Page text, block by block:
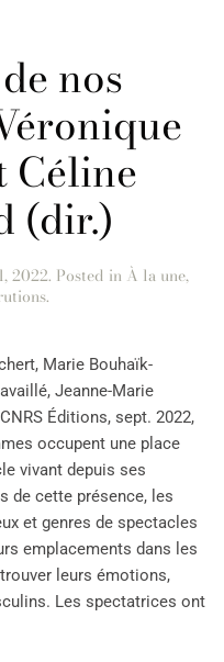
nos
Céline
(dir.)
2022. Posted in À la une,
.
Marie Bouhaïk-
Jeanne-Marie
Éditions, sept. 2022,
occupent une place
vivant depuis ses
de cette présence, les
et genres de spectacles
emplacements dans les
leurs émotions,
Les spectatrices ont